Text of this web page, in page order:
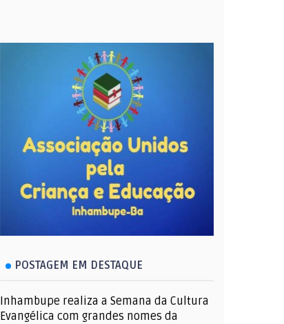
POSTAGEM EM DESTAQUE
Inhambupe realiza a Semana da Cultura
Evangélica com grandes nomes da